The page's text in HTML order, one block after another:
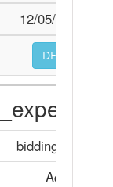
12/05/2026
DESCARCA
Achiziție